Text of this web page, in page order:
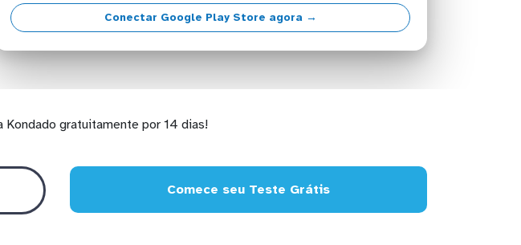
Conectar Google Play Store agora →
Kondado gratuitamente por 14 dias!
Comece seu Teste Grátis